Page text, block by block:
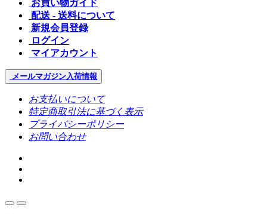
お買い物ガイド
配送 - 送料について
新規会員登録
ログイン
マイアカウント
メールマガジン入荷情報
お支払いについて
特定商取引法に基づく表示
プライバシーポリシー
お問い合わせ